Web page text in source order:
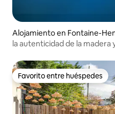
Alojamiento en Fontaine-
la autenticidad de la madera
Favorito entre huéspedes
Favorito entre huéspedes